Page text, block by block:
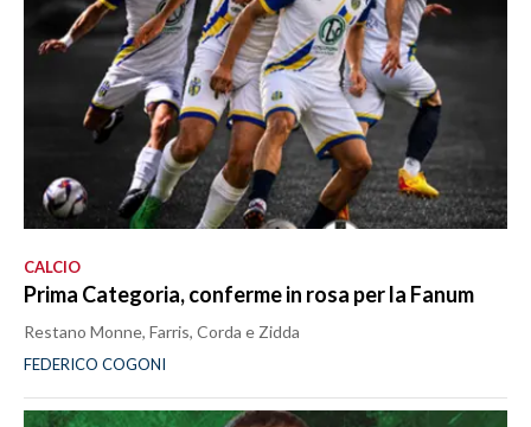
CALCIO
Prima Categoria, conferme in rosa per la Fanum
Restano Monne, Farris, Corda e Zidda
FEDERICO COGONI